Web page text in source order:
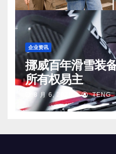
企业资讯
挪威百年滑雪装
所有权易主
8 月 6, 2026 TENG